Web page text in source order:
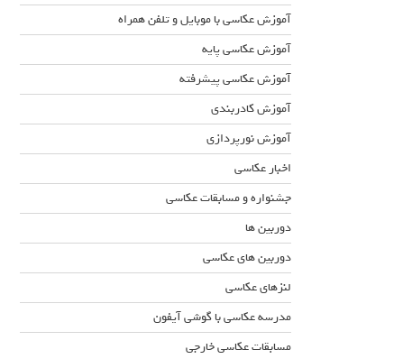
آموزش عکاسی با موبایل و تلفن همراه
آموزش عکاسی پایه
آموزش عکاسی پیشرفته
آموزش کادربندی
آموزش نورپردازی
اخبار عکاسی
جشنواره و مسابقات عکاسی
دوربین ها
دوربین های عکاسی
لنزهای عکاسی
مدرسه عکاسی با گوشی آیفون
مسابقات عکاسی خارجی